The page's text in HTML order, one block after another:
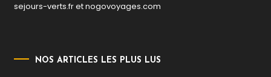
sejours-verts.fretnogovoyages.com
NOS ARTICLES LES PLUS LUS